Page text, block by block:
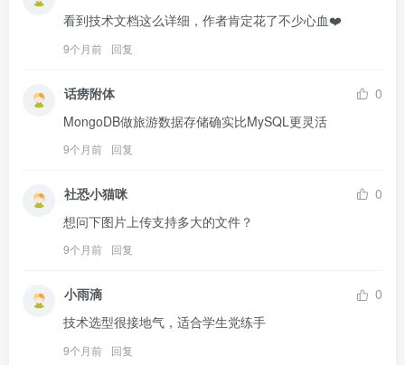
看到技术文档这么详细，作者肯定花了不少心血❤️
9个月前 回复
话痨附体
0
MongoDB做旅游数据存储确实比MySQL更灵活
9个月前 回复
社恐小猫咪
0
想问下图片上传支持多大的文件？
9个月前 回复
小雨滴
0
技术选型很接地气，适合学生党练手
9个月前 回复